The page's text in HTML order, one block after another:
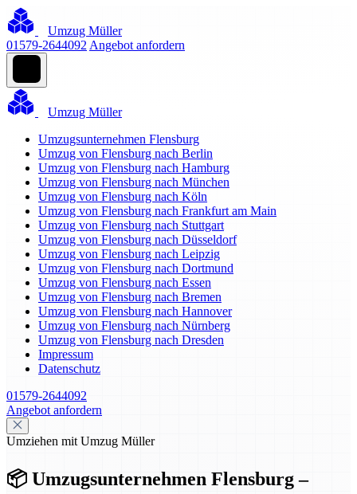
Umzug Müller
01579-2644092 Angebot anfordern
Umzug Müller
Umzugsunternehmen Flensburg
Umzug von Flensburg nach Berlin
Umzug von Flensburg nach Hamburg
Umzug von Flensburg nach München
Umzug von Flensburg nach Köln
Umzug von Flensburg nach Frankfurt am Main
Umzug von Flensburg nach Stuttgart
Umzug von Flensburg nach Düsseldorf
Umzug von Flensburg nach Leipzig
Umzug von Flensburg nach Dortmund
Umzug von Flensburg nach Essen
Umzug von Flensburg nach Bremen
Umzug von Flensburg nach Hannover
Umzug von Flensburg nach Nürnberg
Umzug von Flensburg nach Dresden
Impressum
Datenschutz
01579-2644092
Angebot anfordern
Umziehen mit Umzug Müller
📦 Umzugsunternehmen Flensburg –